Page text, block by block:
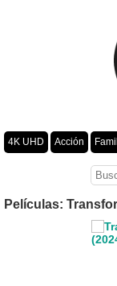
4K UHD Acción
Romance
Películas: